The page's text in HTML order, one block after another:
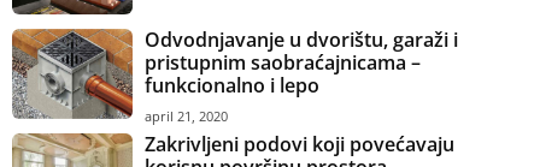
Odvodnjavanje u dvorištu, garaži i
pristupnim saobraćajnicama –
funkcionalno i lepo
april 21, 2020
Zakrivljeni podovi koji povećavaju